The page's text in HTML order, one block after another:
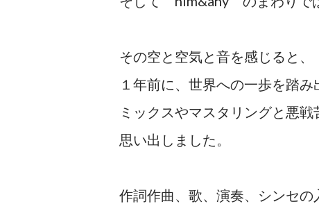
その空と空気と音を感じると、
１年前に、世界への一歩を踏
ミックスやマスタリングと悪
思い出しました。
作詞作曲、歌、演奏、シンセ